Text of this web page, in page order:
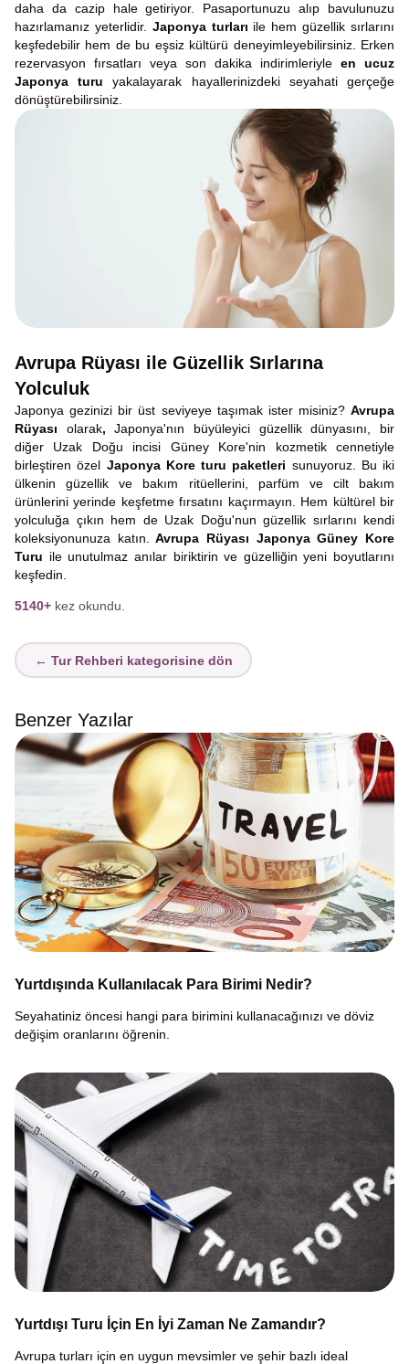
daha da cazip hale getiriyor. Pasaportunuzu alıp bavulunuzu
hazırlamanız yeterlidir. Japonya turları ile hem güzellik sırlarını
keşfedebilir hem de bu eşsiz kültürü deneyimleyebilirsiniz. Erken
rezervasyon fırsatları veya son dakika indirimleriyle en ucuz
Japonya turu yakalayarak hayallerinizdeki seyahati gerçeğe
dönüştürebilirsiniz.
Avrupa Rüyası ile Güzellik Sırlarına
Yolculuk
Japonya gezinizi bir üst seviyeye taşımak ister misiniz? Avrupa
Rüyası olarak,Japonya'nın büyüleyici güzellik dünyasını, bir
diğer Uzak Doğu incisi Güney Kore'nin kozmetik cennetiyle
birleştiren özel Japonya Kore turu paketleri sunuyoruz.
Bu iki
ülkenin güzellik ve bakım ritüellerini, parfüm ve cilt bakım
ürünlerini yerinde keşfetme fırsatını kaçırmayın. Hem kültürel bir
yolculuğa çıkın hem de Uzak Doğu'nun güzellik sırlarını kendi
koleksiyonunuza katın.
Avrupa Rüyası Japonya Güney Kore
Turu ile unutulmaz anılar biriktirin ve güzelliğin yeni boyutlarını
keşfedin.
5140+ kez okundu.
← Tur Rehberi kategorisine dön
Benzer Yazılar
Yurtdışında Kullanılacak Para Birimi Nedir?
Seyahatiniz öncesi hangi para birimini kullanacağınızı ve döviz
değişim oranlarını öğrenin.
Yurtdışı Turu İçin En İyi Zaman Ne Zamandır?
Avrupa turları için en uygun mevsimler ve şehir bazlı ideal